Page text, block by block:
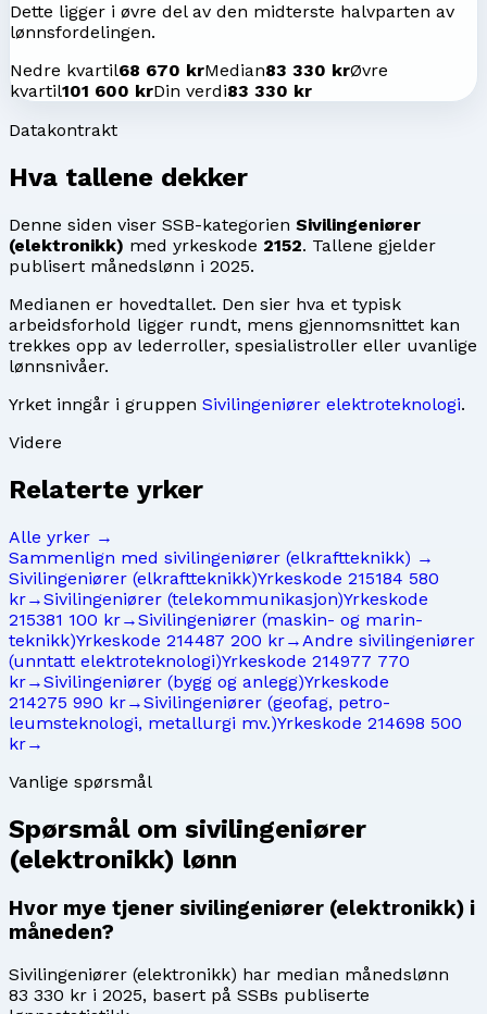
Dette ligger i øvre del av den midterste halvparten av
lønnsfordelingen.
Nedre kvartil68 670 krMedian83 330 krØvre
kvartil101 600 krDin verdi83 330 kr
Datakontrakt
Hva tallene dekker
Denne siden viser SSB-kategorien Sivilingeniører
(elektronikk) med yrkeskode 2152. Tallene gjelder
publisert månedslønn i 2025.
Medianen er hovedtallet. Den sier hva et typisk
arbeidsforhold ligger rundt, mens gjennomsnittet kan
trekkes opp av lederroller, spesialistroller eller uvanlige
lønnsnivåer.
Yrket inngår i gruppen Sivilingeniører elektroteknologi.
Videre
Relaterte yrker
Alle yrker →
Sammenlign med sivilingeniører (elkraftteknikk) →
Sivilingeniører (elkraftteknikk)Yrkeskode 215184 580
kr→Sivilingeniører (telekommunikasjon)Yrkeskode
215381 100 kr→Sivilingeniører (maskin- og marin-
teknikk)Yrkeskode 214487 200 kr→ Andre sivilingeniører
(unntatt elektroteknologi)Yrkeskode 214977 770
kr→Sivilingeniører (bygg og anlegg)Yrkeskode
214275 990 kr→Sivilingeniører (geofag, petro-
leumsteknologi, metallurgi mv.)Yrkeskode 214698 500
kr→
Vanlige spørsmål
Spørsmål om sivilingeniører
(elektronikk) lønn
Hvor mye tjener sivilingeniører (elektronikk) i
måneden?
Sivilingeniører (elektronikk) har median månedslønn
83 330 kr i 2025, basert på SSBs publiserte